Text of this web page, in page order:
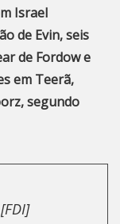
Israel
de Evin, seis
de Fordow e
em Teerã,
segundo